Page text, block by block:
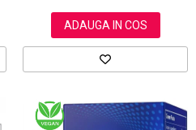
ADAUGA IN COS